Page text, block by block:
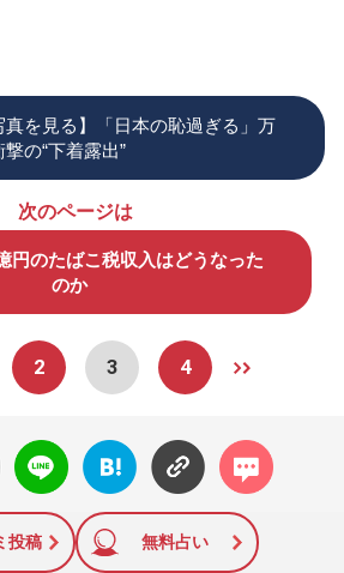
真を見る】「日本の恥過ぎる」万
の“下着露出”
次のページは
円のたばこ税収入はどうなった
のか
2 3 4
LINE
はてな
ブック
に追加
コメン
ト
投稿 無料占い